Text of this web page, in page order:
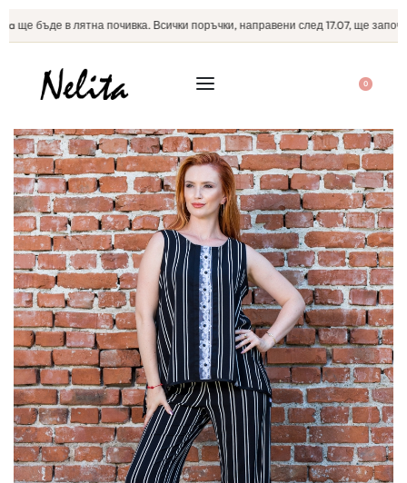
бъде в лятна почивка. Всички поръчки, направени след 17.07, ще
0